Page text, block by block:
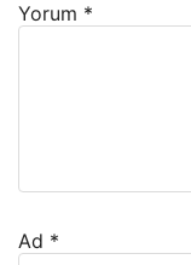
Yorum *
Ad *